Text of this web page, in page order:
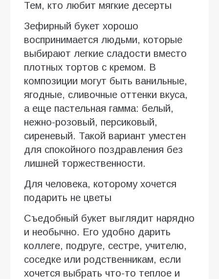
Тем, кто любит мягкие десерты
Зефирный букет хорошо
воспринимается людьми, которые
выбирают легкие сладости вместо
плотных тортов с кремом. В
композиции могут быть ванильные,
ягодные, сливочные оттенки вкуса,
а еще пастельная гамма: белый,
нежно-розовый, персиковый,
сиреневый. Такой вариант уместен
для спокойного поздравления без
лишней торжественности.
Для человека, которому хочется
подарить не цветы
Съедобный букет выглядит нарядно
и необычно. Его удобно дарить
коллеге, подруге, сестре, учителю,
соседке или родственникам, если
хочется выбрать что-то теплое и